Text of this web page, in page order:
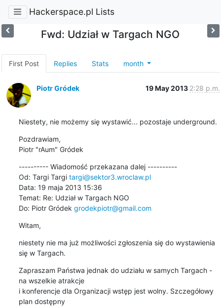
Hackerspace.pl Lists
Fwd: Udział w Targach NGO
First Post Replies Stats month
Piotr Gródek 19 May 2013 2:28 p.m.
Niestety, nie możemy się wystawić... pozostaje underground.
Pozdrawiam,
Piotr "rAum" Gródek
---------- Wiadomość przekazana dalej ----------
Od: Targi Targi targi@sektor3.wroclaw.pl
Data: 19 maja 2013 15:36
Temat: Re: Udział w Targach NGO
Do: Piotr Gródek grodekpiotr@gmail.com
Witam,
niestety nie ma już możliwości zgłoszenia się do wystawienia
się w Targach.
Zapraszam Państwa jednak do udziału w samych Targach -
na wszelkie atrakcje
i konferencje dla Organizacji wstęp jest wolny. Szczegółowy
plan dostępny